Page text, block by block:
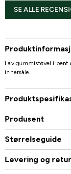
SE ALLE
Lav gummistøvel i pent
innersåle.
Produsent
Størrelseguide
Levering og retur